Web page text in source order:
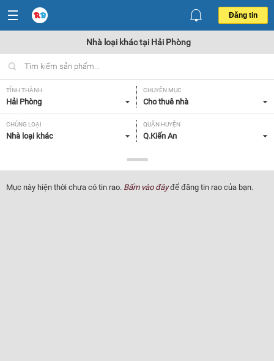
Đăng tin
Nhà loại khác tại Hải Phòng
TỈNH THÀNH
Hải Phòng
CHUYÊN MỤC
Cho thuê nhà
CHỦNG LOẠI
Nhà loại khác
QUẬN HUYỆN
Q.Kiến An
Tất cả
TIỆN ÍCH
Tất cả
Mục này hiện thời chưa có tin rao. Bấm vào đâyđể đăng tin rao của bạn.